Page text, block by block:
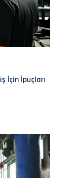
İçin İpuçları